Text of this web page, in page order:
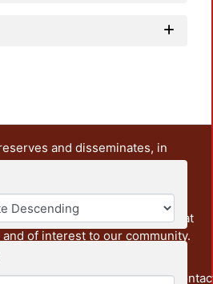
and disseminates, in
the teaching and research
It also includes some
graphic documents from the
from other institutions that
of interest to our community.
Send